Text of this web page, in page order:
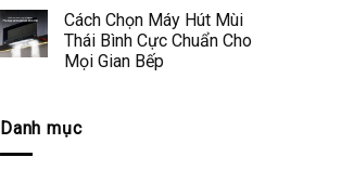
Cách Chọn Máy Hút Mùi
Thái Bình Cực Chuẩn Cho
Mọi Gian Bếp
Danh mục